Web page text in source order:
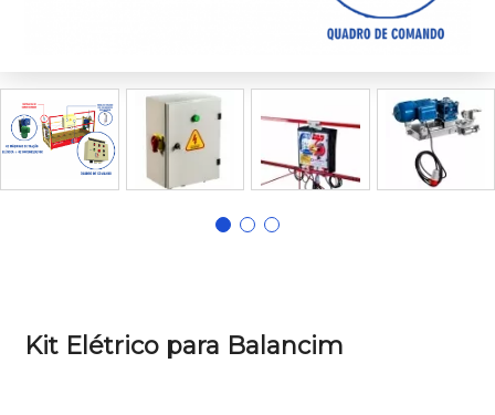
Kit Elétrico para Balancim